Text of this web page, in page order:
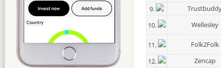
9.
10.
Wellesley
11.
Folk2Folk
12.
Zencap